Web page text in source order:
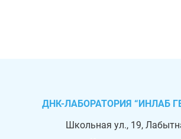
ДНК-ЛАБОРАТОРИЯ “ИНЛАБ
Школьная ул., 19,